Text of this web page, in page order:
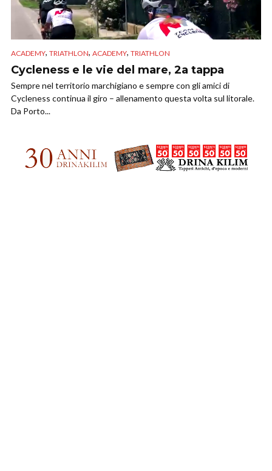
ACADEMY, TRIATHLON, ACADEMY, TRIATHLON
Cycleness e le vie del mare, 2a tappa
Sempre nel territorio marchigiano e sempre con gli amici di
Cycleness continua il giro – allenamento questa volta sul litorale.
Da Porto...